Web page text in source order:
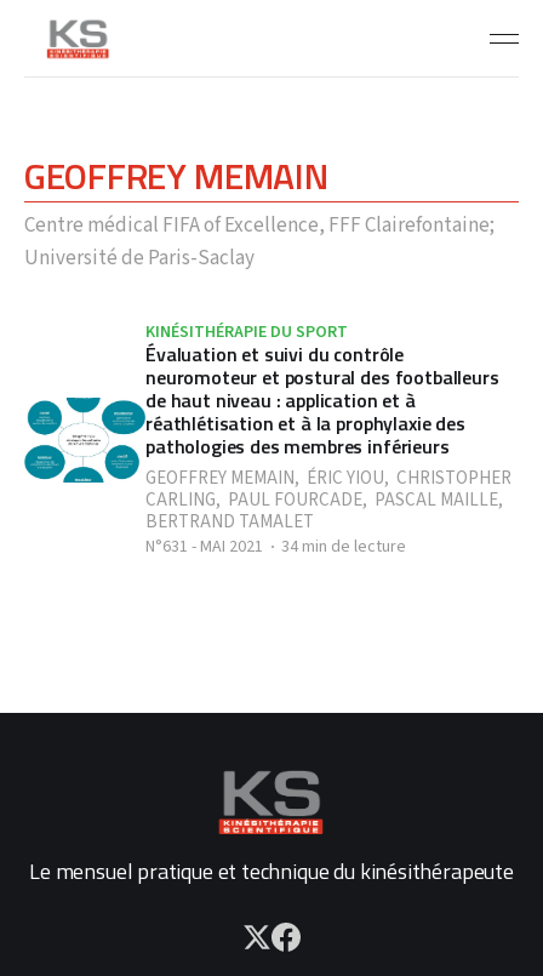
GEOFFREY MEMAIN
Centre médical FIFA of Excellence, FFF Clairefontaine;
Université de Paris-Saclay
KINÉSITHÉRAPIE DU SPORT
Évaluation et suivi du contrôle
neuromoteur et postural des footballeurs
de haut niveau : application et à
réathlétisation et à la prophylaxie des
pathologies des membres inférieurs
GEOFFREY MEMAIN, ÉRIC YIOU, CHRISTOPHER
CARLING, PAUL FOURCADE, PASCAL MAILLE,
BERTRAND TAMALET
N°631 - MAI 2021 34 min de lecture
Le mensuel pratique et technique du kinésithérapeute